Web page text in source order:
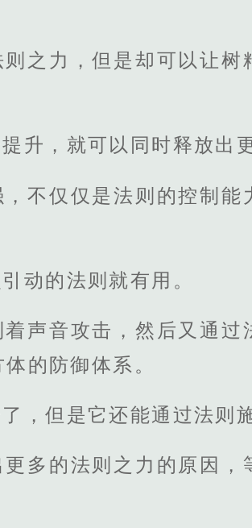
之力，但是却可以让树
升，就可以同时释放出
不仅仅是法则的控制能
动的法则就有用。
声音攻击，然后又通过
的防御体系。
，但是它还能通过法则
多的法则之力的原因，